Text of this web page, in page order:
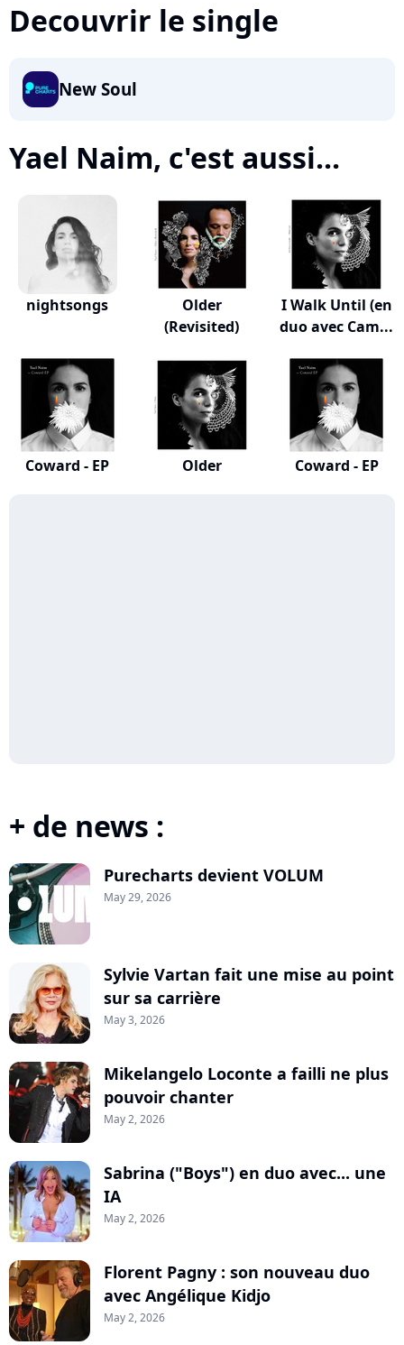
Decouvrir le single
New Soul
Yael Naim, c'est aussi...
nightsongs
Older
(Revisited)
I Walk Until (en
duo avec Cam...
Coward - EP Older Coward - EP
+ de news :
Purecharts devient VOLUM
May 29, 2026
Sylvie Vartan fait une mise au point
sur sa carrière
May 3, 2026
Mikelangelo Loconte a failli ne plus
pouvoir chanter
May 2, 2026
Sabrina ("Boys") en duo avec... une
IA
May 2, 2026
Florent Pagny : son nouveau duo
avec Angélique Kidjo
May 2, 2026